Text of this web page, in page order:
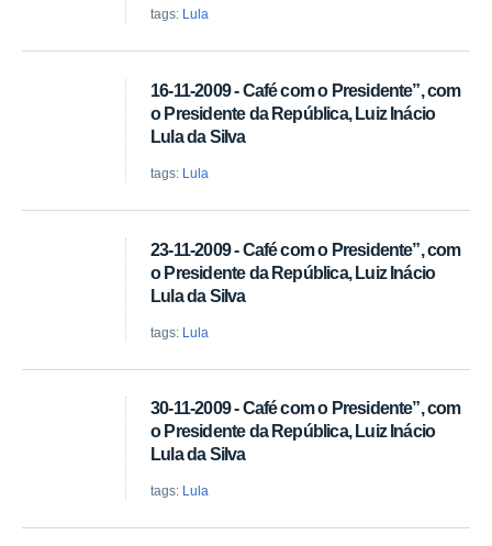
tags: Lula
16-11-2009 - Café com o Presidente”, com
o Presidente da República, Luiz Inácio
Lula da Silva
tags: Lula
23-11-2009 - Café com o Presidente”, com
o Presidente da República, Luiz Inácio
Lula da Silva
tags: Lula
30-11-2009 - Café com o Presidente”, com
o Presidente da República, Luiz Inácio
Lula da Silva
tags: Lula